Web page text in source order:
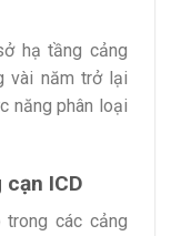
hạ tầng cảng
vài năm trở lại
năng phân loại
ICD
các cảng